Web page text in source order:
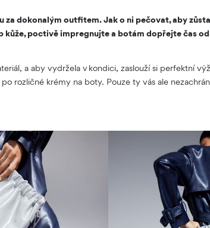
za dokonalým outfitem. Jak o ni pečovat, aby
kůže, poctivě impregnujte a botám dopřejte čas
a aby vydržela v kondici, zaslouží si perfektní
rozličné krémy na boty. Pouze ty vás ale